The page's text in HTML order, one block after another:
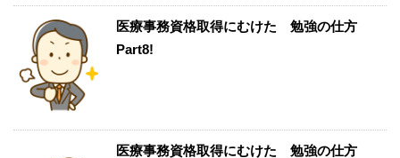
医療事務資格取得にむけた 勉強の仕方
Part8!
医療事務資格取得にむけた 勉強の仕方